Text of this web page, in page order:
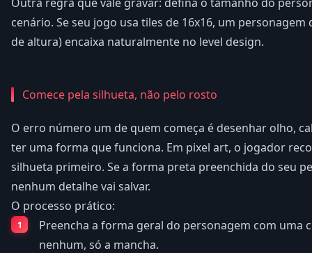
cenário. Se seu jogo usa tiles de 16x16, um
de altura) encaixa naturalmente no level design.
Comece pela silhueta, não pelo rosto
O erro número um de quem começa é desenhar olho,
ter uma forma que funciona. Em pixel art, o jogador
silhueta primeiro. Se a forma preta preenchida do seu
nenhum detalhe vai salvar.
O processo prático:
Preencha a forma geral do personagem com uma
nenhum, só a mancha.